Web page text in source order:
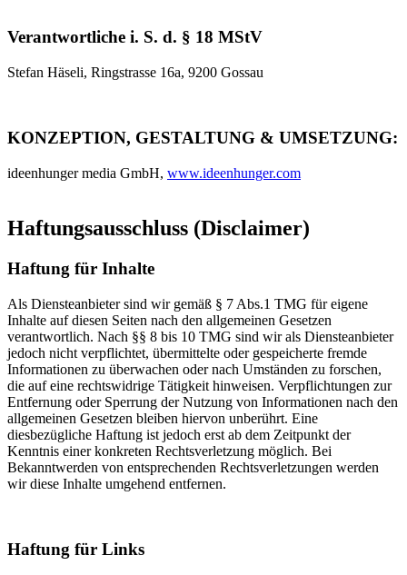
Verantwortliche i. S. d. § 18 MStV
Stefan Häseli, Ringstrasse 16a, 9200 Gossau
KONZEPTION, GESTALTUNG & UMSETZUNG:
ideenhunger media GmbH, www.ideenhunger.com
Haftungsausschluss (Disclaimer)
Haftung für Inhalte
Als Diensteanbieter sind wir gemäß § 7 Abs.1 TMG für eigene
Inhalte auf diesen Seiten nach den allgemeinen Gesetzen
verantwortlich. Nach §§ 8 bis 10 TMG sind wir als Diensteanbieter
jedoch nicht verpflichtet, übermittelte oder gespeicherte fremde
Informationen zu überwachen oder nach Umständen zu forschen,
die auf eine rechtswidrige Tätigkeit hinweisen. Verpflichtungen zur
Entfernung oder Sperrung der Nutzung von Informationen nach den
allgemeinen Gesetzen bleiben hiervon unberührt. Eine
diesbezügliche Haftung ist jedoch erst ab dem Zeitpunkt der
Kenntnis einer konkreten Rechtsverletzung möglich. Bei
Bekanntwerden von entsprechenden Rechtsverletzungen werden
wir diese Inhalte umgehend entfernen.
Haftung für Links